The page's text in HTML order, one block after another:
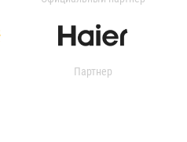
Партнер